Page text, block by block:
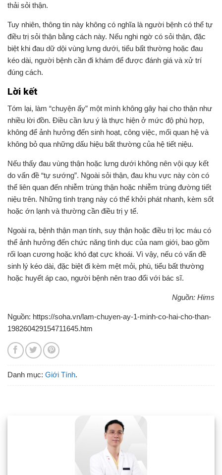
thải sỏi thận.
Tuy nhiên, thông tin này không có nghĩa là người bệnh có thể tự
điều trị sỏi thận bằng cách này. Nếu nghi ngờ có sỏi thận, đặc
biệt khi đau dữ dội vùng lưng dưới, tiểu bất thường hoặc đau
kéo dài, người bệnh cần đi khám để được đánh giá và xử trí
đúng cách.
Lời kết
Tóm lại, làm “chuyện ấy” một mình không gây hại cho thận như
nhiều lời đồn. Điều cần lưu ý là thực hiện ở mức độ phù hợp,
không để ảnh hưởng đến sinh hoạt, công việc, mối quan hệ và
không bỏ qua những dấu hiệu bất thường của hệ tiết niệu.
Nếu thấy đau vùng thận hoặc lưng dưới không nên vội quy kết
do vấn đề “tự sướng”. Ngoài sỏi thận, đau khu vực này còn có
thể liên quan đến nhiễm trùng thận hoặc nhiễm trùng đường tiết
niệu trên. Những tình trạng này có thể khởi phát nhanh, kèm sốt
hoặc ớn lạnh và thường cần điều trị y tế.
Ngoài ra, bệnh thận mạn tính, suy thận hoặc điều trị lọc máu có
thể ảnh hưởng đến chức năng tình dục của nam giới, bao gồm
rối loạn cương hoặc khó đạt cực khoái. Vì vậy, nếu có vấn đề
sinh lý kéo dài, đặc biệt đi kèm mệt mỏi, phù, tiểu bất thường
hoặc huyết áp cao, người bệnh nên trao đổi với bác sĩ.
Nguồn: Hims
Nguồn: https://soha.vn/lam-chuyen-ay-1-minh-co-hai-cho-than-
198260429154711645.htm
Danh mục: Giới Tính.